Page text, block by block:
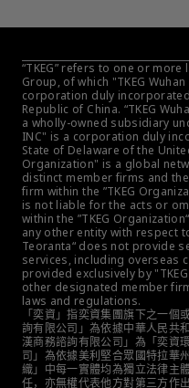
“TKEG” refers to one or
Group, of which "TKEG
corporation duly
Republic of China. “TKEG
a wholly-owned subsidiary
INC" is a corporation duly
State of Delaware of the
Organization" is a global
distinct member firms and
firm within the ”TKEG
is not liable for the acts or
within the ”TKEG
any other entity with respect
Teoranta“ does not provide
services, including overseas
provided exclusively by
other designated member
laws and regulations.
「奕資」指奕資集團旗下之一
詢有限公司」為依據中華人民共
漢商務諮詢有限公司」為「奕資
司」為依據美利堅合眾國特拉華
織」中每一實體均為獨立法律主
任，亦無權代表他方對第三方作